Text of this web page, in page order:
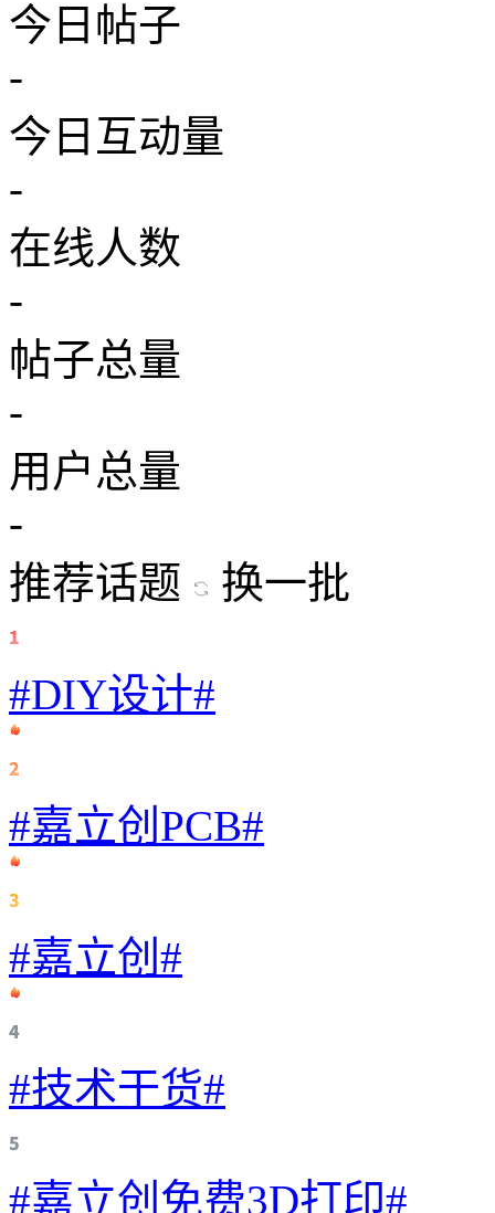
今日帖子
-
今日互动量
-
在线人数
-
帖子总量
-
用户总量
-
推荐话题
换一批
#DIY设计#
#嘉立创PCB#
#嘉立创#
#技术干货#
#嘉立创免费3D打印#